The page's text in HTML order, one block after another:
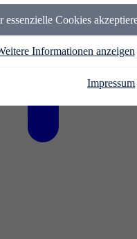
essenzielle Cookies
Informationen anzeigen
Impressum